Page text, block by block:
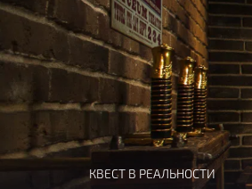
КВЕСТ В РЕАЛЬНОСТИ